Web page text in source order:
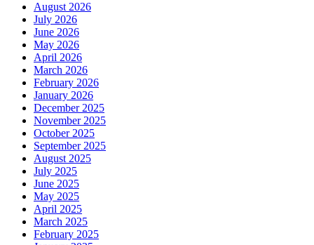
August 2026
July 2026
June 2026
May 2026
April 2026
March 2026
February 2026
January 2026
December 2025
November 2025
October 2025
September 2025
August 2025
July 2025
June 2025
May 2025
April 2025
March 2025
February 2025